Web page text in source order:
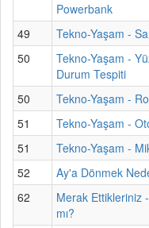
Powerbank
49
Tekno-Yaşam -
50
Tekno-Yaşam -
Durum Tespiti
50
Tekno-Yaşam -
51
Tekno-Yaşam -
51
Tekno-Yaşam -
52
Ay'a Dönmek
62
Merak Ettikleriniz
mı?